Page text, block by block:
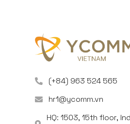
(+84) 963 524 565
hr1@ycomm.vn
HQ: 1503, 15th floor,